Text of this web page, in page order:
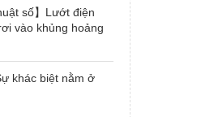
số】Lướt điện
vào khủng hoảng
khác biệt nằm ở